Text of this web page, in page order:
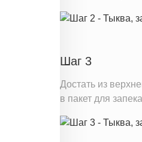
Шаг 3
Достать из
в пакет для